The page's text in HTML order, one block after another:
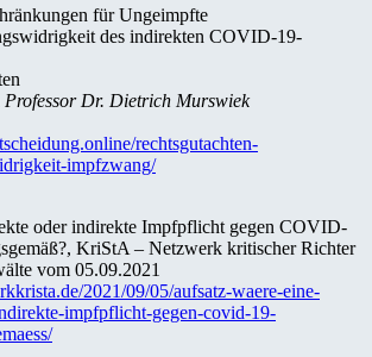
für Ungeimpfte
des indirekten COVID-19-
Professor Dr. Dietrich Murswiek
rechtsgutachten-
impfzwang/
oder indirekte Impfpflicht gegen COVID-
KriStA – Netzwerk kritischer Richter
vom 05.09.2021
2021/09/05/aufsatz-waere-eine-
impfpflicht-gegen-covid-19-